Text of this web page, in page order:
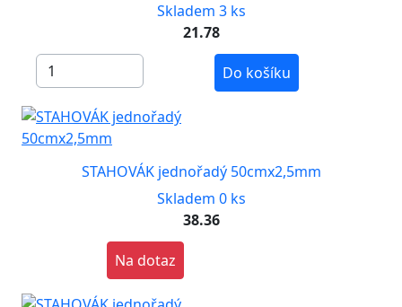
Skladem 3 ks
21.78
Do košíku
STAHOVÁK jednořadý 50cmx2,5mm
Skladem 0 ks
38.36
Na dotaz